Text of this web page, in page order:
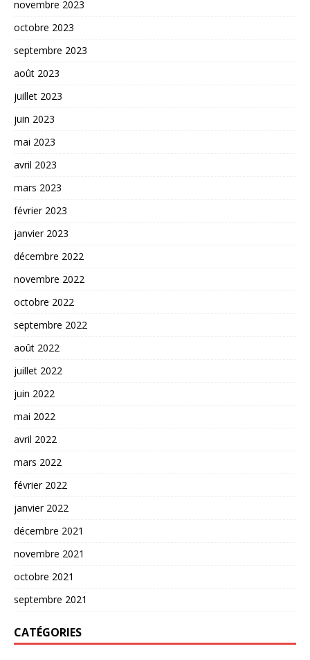
novembre 2023
octobre 2023
septembre 2023
août 2023
juillet 2023
juin 2023
mai 2023
avril 2023
mars 2023
février 2023
janvier 2023
décembre 2022
novembre 2022
octobre 2022
septembre 2022
août 2022
juillet 2022
juin 2022
mai 2022
avril 2022
mars 2022
février 2022
janvier 2022
décembre 2021
novembre 2021
octobre 2021
septembre 2021
CATÉGORIES